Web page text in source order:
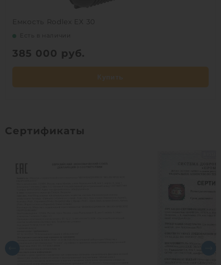
Емкость Rodlex ЕХ 30
Есть в наличии
385 000 руб.
Сертификаты